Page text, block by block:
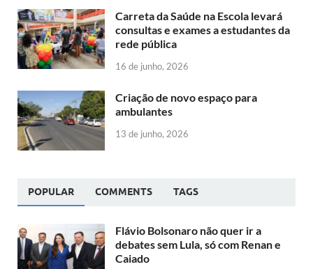
Carreta da Saúde na Escola levará
consultas e exames a estudantes da
rede pública
16 de junho, 2026
Criação de novo espaço para
ambulantes
13 de junho, 2026
POPULAR COMMENTS TAGS
Flávio Bolsonaro não quer ir a
debates sem Lula, só com Renan e
Caiado